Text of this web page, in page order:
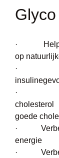
·
op
·
·
goede
·
energie
·